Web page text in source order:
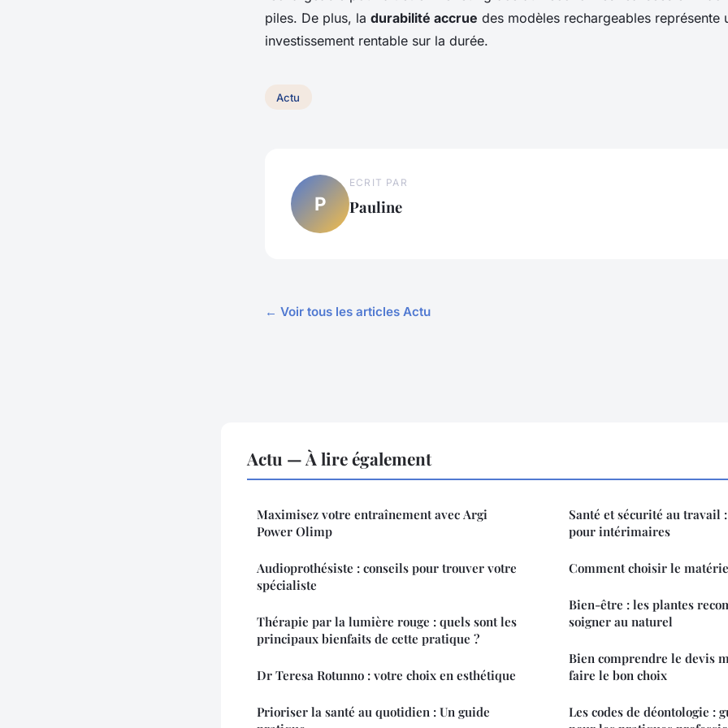
piles. De plus, la durabilité accrue des modèles rechargeables représente
investissement rentable sur la durée.
Actu
P
ECRIT PAR
Pauline
← Voir tous les articles Actu
Actu — À lire également
Maximisez votre entraînement avec Argi
Power Olimp
Audioprothésiste : conseils pour trouver votre
spécialiste
Thérapie par la lumière rouge : quels sont les
principaux bienfaits de cette pratique ?
Dr Teresa Rotunno : votre choix en esthétique
Prioriser la santé au quotidien : Un guide
Santé et sécurité au travail
pour intérimaires
Comment choisir le
Bien-être : les plantes
soigner au naturel
Bien comprendre le devis
faire le bon choix
Les codes de déontologie :